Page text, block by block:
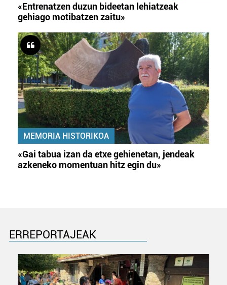
«Entrenatzen duzun bideetan lehiatzeak
gehiago motibatzen zaitu»
MEMORIA HISTORIKOA
«Gai tabua izan da etxe gehienetan, jendeak
azkeneko momentuan hitz egin du»
ERREPORTAJEAK